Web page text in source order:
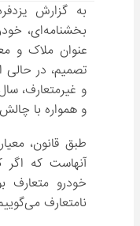
به گزارش
بخشنامه‌ای،
عنوان ملاک و
تصمیم، در
و غیرمتعارف،
و همواره با
طبق قانون،
خودرو متعارف
نامتعارف